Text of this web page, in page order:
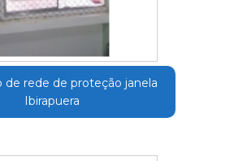
de rede de proteção janela
Ibirapuera